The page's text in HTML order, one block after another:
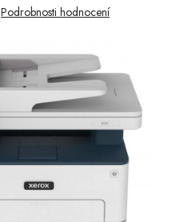
Podrobnosti hodnocení